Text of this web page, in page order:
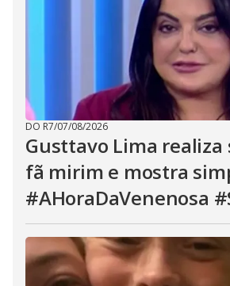
DO R7/07/08/2026
Gusttavo Lima realiza
fã mirim e mostra
#AHoraDaVenenosa